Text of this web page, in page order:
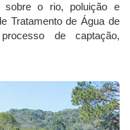
sobre o rio, poluição e
Tratamento de Água de
de captação,